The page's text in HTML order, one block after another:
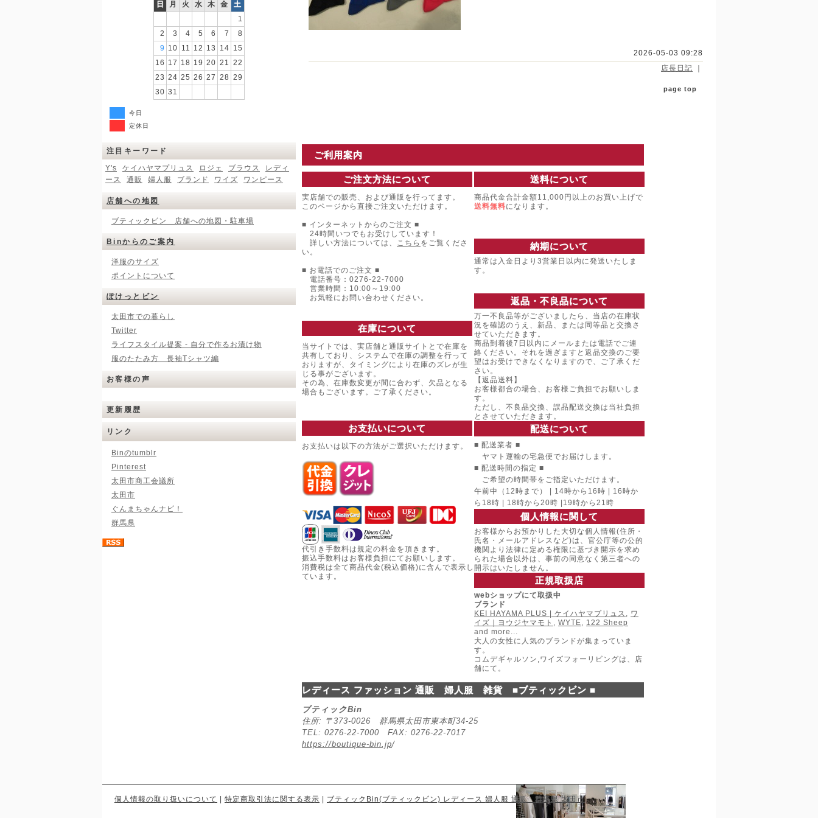
日 月 火 水 木 金
土
1
2
3 4 5 6 7
8
9 10 11 12 13 14 15
16 17 18 19 20 21 22
23 24 25 26 27 28 29
30 31
今日
定休日
注目キーワード
Y's
ケイハヤマプリュス ロジェ ブラウス
レディ
ース
通販 婦人服 ブランド ワイズ ワンピース
店舗への地図
ブティックビン 店舗への地図・駐車場
Binからのご案内
洋服のサイズ
ポイントについて
ぽけっとビン
太田市での暮らし
Twitter
ライフスタイル提案 - 自分で作るお漬け物
服のたたみ方 長袖Tシャツ編
お客様の声
更新履歴
リンク
Binのtumblr
Pinterest
太田市商工会議所
太田市
ぐんまちゃんナビ！
群馬県
2026-05-03 09:28
店長日記
page top
ご利用案内
ご注文方法について
実店舗での販売、および通販を行ってます。
このページから直接ご注文いただけます。
■ インターネットからのご注文 ■
24時間いつでもお受けしています！
詳しい方法については、 こちら をご覧くださ
い。
■ お電話でのご注文 ■
電話番号：0276-22-7000
営業時間：10:00～19:00
お気軽にお問い合わせください。
在庫について
当サイトでは、実店舗と通販サイトとで在庫を
共有しており、システムで在庫の調整を行って
おりますが、タイミングにより在庫のズレが生
じる事がございます。
その為、在庫数変更が間に合わず、欠品となる
場合もございます。ご了承ください。
お支払いについて
お支払いは以下の方法がご選択いただけます。
代引き手数料は規定の料金を頂きます。
振込手数料はお客様負担にてお願いします。
消費税は全て商品代金(税込価格)に含んで表示し
ています。
送料について
商品代金合計金額11,000円以上のお買い上げで
送料無料になります。
納期について
通常は入金日より3営業日以内に発送いたしま
す。
返品・不良品について
万一不良品等がございましたら、当店の在庫状
況を確認のうえ、新品、または同等品と交換さ
せていただきます。
商品到着後7日以内にメールまたは電話でご連
絡ください。それを過ぎますと返品交換のご要
望はお受けできなくなりますので、ご了承くだ
さい。
【返品送料】
お客様都合の場合、お客様ご負担でお願いしま
す。
ただし、不良品交換、誤品配送交換は当社負担
とさせていただきます。
配送について
■ 配送業者 ■
ヤマト運輸の宅急便でお届けします。
■ 配送時間の指定 ■
ご希望の時間帯をご指定いただけます。
午前中（12時まで） | 14時から16時 | 16時か
ら18時 | 18時から20時 |19時から21時
個人情報に関して
お客様からお預かりした大切な個人情報(住所・
氏名・メールアドレスなど)は、官公庁等の公的
機関より法律に定める権限に基づき開示を求め
られた場合以外は、事前の同意なく第三者への
開示はいたしません。
正規取扱店
webショップにて取扱中
ブランド
KEI HAYAMA PLUS | ケイハヤマプリュス , ワ
イズ｜ヨウジヤマモト , WYTE, 122 Sheep
and more...
大人の女性に人気のブランドが集まっていま
す。
コムデギャルソン,ワイズフォーリビングは、店
舗にて。
レディース ファッション 通販 婦人服 雑貨 ■ブティックビン ■
ブティックBin
住所: 〒373-0026 群馬県太田市東本町34-25
TEL: 0276-22-7000 FAX: 0276-22-7017
https://boutique-bin.jp/
個人情報の取り扱いについて 特定商取引法に関する表示 ブティックBin(ブティックビン) レディース 婦人服 通販 群馬県 太田市